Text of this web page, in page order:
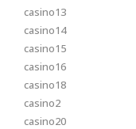
casino13
casino14
casino15
casino16
casino18
casino2
casino20